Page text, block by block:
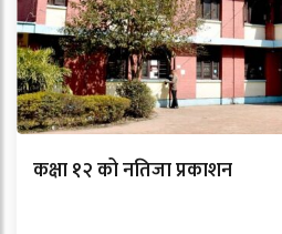
कक्षा १२ को नतिजा प्रकाशन